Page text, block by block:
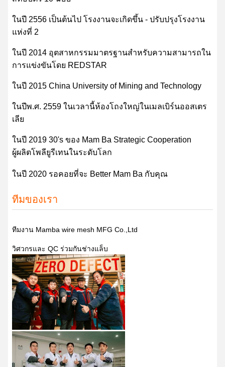
ในปี 2556 เป็นต้นไป โรงงานจะเกิดขึ้น - ปรับปรุงโรงงาน
แห่งที่ 2
ในปี 2014 อุตสาหกรรมมาตรฐานสำหรับความสามารถใน
การแข่งขันโดย REDSTAR
ในปี 2015 China University of Mining and Technology
ในปีพ.ศ. 2559 ในเวลานี้ห้องโถงใหญ่ในเมลเบิร์นออสเตร
เลีย
ในปี 2019 30's ของ Mam Ba Strategic Cooperation
ผู้ผลิตโพลียูรีเทนในระดับโลก
ในปี 2020 รอคอยที่จะ Better Mam Ba กับคุณ
ทีมของเรา
ทีมงาน Mamba wire mesh MFG Co.,Ltd
วิศวกรและ QC ร่วมกันช่างแล็บ